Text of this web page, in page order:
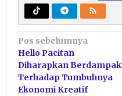
Navigasi
pos
Pos sebelumnya
Hello Pacitan
Diharapkan Berdampak
Terhadap Tumbuhnya
Ekonomi Kreatif